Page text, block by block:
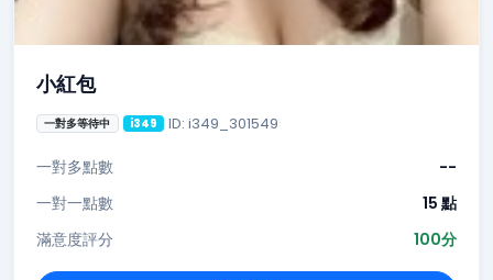
小紅包
一對多等待中 i349 ID: i349_301549
一對多點數
--
一對一點數
15 點
滿意度評分
100分